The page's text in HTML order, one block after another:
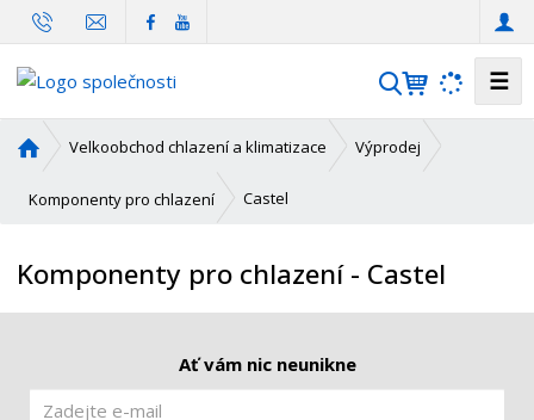
V
h
t
☰
v
o
í
n
Velkoobchod chlazení a klimatizace Výprodej
Komponenty pro chlazení Castel
Komponenty pro chlazení - Castel
Ať vám nic neunikne